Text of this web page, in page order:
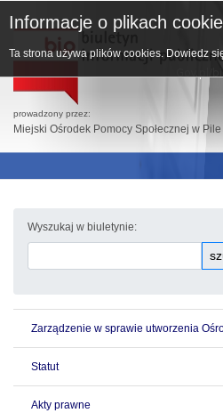
prowadzony przez:
Miejski Ośrodek Pomocy Społecznej w Pile
Wyszukaj w biuletynie:
Zarządzenie w sprawie utworzenia
Statut
Akty prawne
Informacje o plikach
Ta strona używa plików cookies. Dowiedz